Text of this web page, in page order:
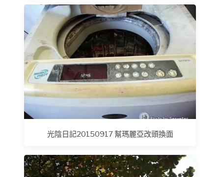
光陰日記20150917 幫瑪麗亞改頭換面